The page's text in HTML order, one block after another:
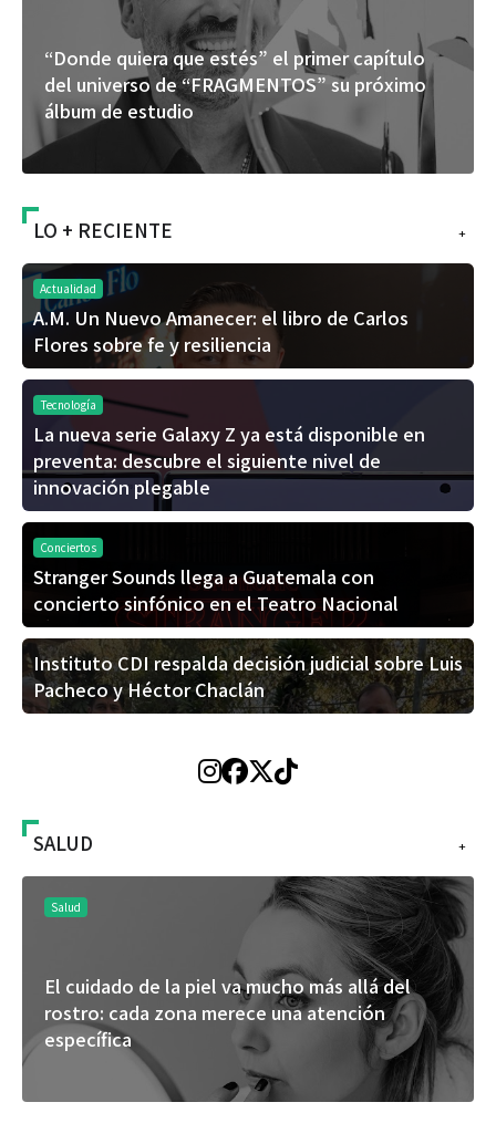
“Donde quiera que estés” el primer capítulo
del universo de “FRAGMENTOS” su próximo
álbum de estudio
+
LO + RECIENTE
Actualidad
A.M. Un Nuevo Amanecer: el libro de Carlos
Flores sobre fe y resiliencia
Tecnología
La nueva serie Galaxy Z ya está disponible en
preventa: descubre el siguiente nivel de
innovación plegable
Conciertos
Stranger Sounds llega a Guatemala con
concierto sinfónico en el Teatro Nacional
Instituto CDI respalda decisión judicial sobre Luis
Pacheco y Héctor Chaclán
+
SALUD
Salud
El cuidado de la piel va mucho más allá del
rostro: cada zona merece una atención
específica